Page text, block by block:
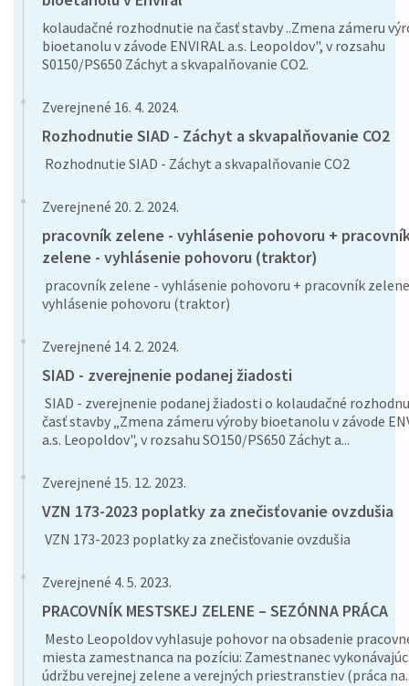
kolaudačné rozhodnutie na časť stavby ..Zmena zámeru
bioetanolu v závode ENVIRAL a.s. Leopoldov", v rozsahu
S0150/PS650 Záchyt a skvapalňovanie CO2.
Zverejnené 16. 4. 2024.
Rozhodnutie SIAD - Záchyt a skvapalňovanie CO2
Rozhodnutie SIAD - Záchyt a skvapalňovanie CO2
Zverejnené 20. 2. 2024.
pracovník zelene - vyhlásenie pohovoru +
zelene - vyhlásenie pohovoru (traktor)
pracovník zelene - vyhlásenie pohovoru + pracovník
vyhlásenie pohovoru (traktor)
Zverejnené 14. 2. 2024.
SIAD - zverejnenie podanej žiadosti
SIAD - zverejnenie podanej žiadosti o kolaudačné
časť stavby „Zmena zámeru výroby bioetanolu v závode
a.s. Leopoldov", v rozsahu SO150/PS650 Záchyt a...
Zverejnené 15. 12. 2023.
VZN 173-2023 poplatky za znečisťovanie ovzdušia
VZN 173-2023 poplatky za znečisťovanie ovzdušia
Zverejnené 4. 5. 2023.
PRACOVNÍK MESTSKEJ ZELENE – SEZÓNNA PRÁCA
Mesto Leopoldov vyhlasuje pohovor na obsadenie
miesta zamestnanca na pozíciu: Zamestnanec
údržbu verejnej zelene a verejných priestranstiev (práca